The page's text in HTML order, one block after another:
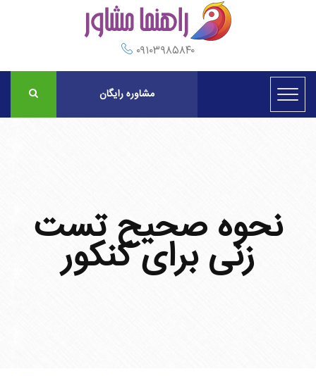
۰۹۱۰۳۹۸۵۸۴۰
مشاوره رایگان
نحوه صحیح تست
زنی برای کنکور